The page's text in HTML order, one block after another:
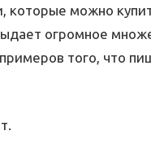
которые можно
огромное
того, что